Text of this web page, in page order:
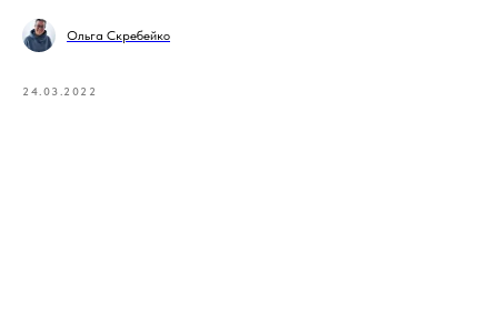
Ольга Скребейко
24.03.2022